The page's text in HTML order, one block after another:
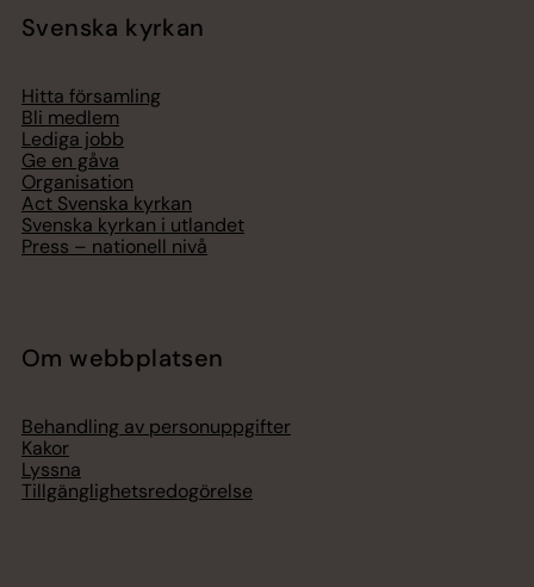
Svenska kyrkan
Hitta församling
Bli medlem
Lediga jobb
Ge en gåva
Organisation
Act Svenska kyrkan
Svenska kyrkan i utlandet
Press – nationell nivå
Om webbplatsen
Behandling av personuppgifter
Kakor
Lyssna
Tillgänglighetsredogörelse